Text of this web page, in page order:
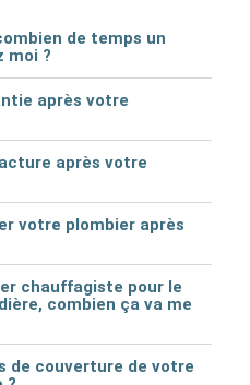
de temps un
moi ?
après votre
après votre
votre plombier après
chauffagiste pour le
combien ça va me
de couverture de votre